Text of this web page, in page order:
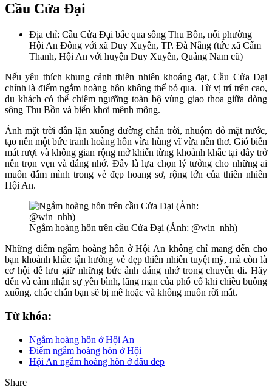
Cầu Cửa Đại
Địa chỉ: Cầu Cửa Đại bắc qua sông Thu Bồn, nối phường
Hội An Đông với xã Duy Xuyên, TP. Đà Nẵng (tức xã Cẩm
Thanh, Hội An với huyện Duy Xuyên, Quảng Nam cũ)
Nếu yêu thích khung cảnh thiên nhiên khoáng đạt, Cầu Cửa Đại
chính là điểm ngắm hoàng hôn không thể bỏ qua. Từ vị trí trên cao,
du khách có thể chiêm ngưỡng toàn bộ vùng giao thoa giữa dòng
sông Thu Bồn và biển khơi mênh mông.
Ánh mặt trời dần lặn xuống đường chân trời, nhuộm đỏ mặt nước,
tạo nên một bức tranh hoàng hôn vừa hùng vĩ vừa nên thơ. Gió biển
mát rượi và không gian rộng mở khiến từng khoảnh khắc tại đây trở
nên trọn vẹn và đáng nhớ. Đây là lựa chọn lý tưởng cho những ai
muốn đắm mình trong vẻ đẹp hoang sơ, rộng lớn của thiên nhiên
Hội An.
Ngắm hoàng hôn trên cầu Cửa Đại (Ảnh: @win_nhh)
Những điểm ngắm hoàng hôn ở Hội An không chỉ mang đến cho
bạn khoảnh khắc tận hưởng vẻ đẹp thiên nhiên tuyệt mỹ, mà còn là
cơ hội để lưu giữ những bức ảnh đáng nhớ trong chuyến đi. Hãy
đến và cảm nhận sự yên bình, lãng mạn của phố cổ khi chiều buông
xuống, chắc chắn bạn sẽ bị mê hoặc và không muốn rời mắt.
Từ khóa:
Ngắm hoàng hôn ở Hội An
Điểm ngắm hoàng hôn ở Hội
Hội An ngắm hoàng hôn ở đâu đep
Share